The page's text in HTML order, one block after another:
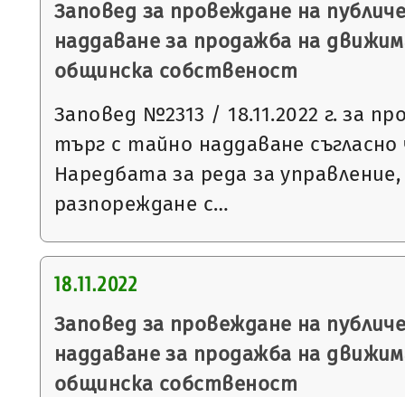
Заповед за провеждане на
наддаване за продажба на
общинска собственост
Заповед №2313 / 18.11.2022 г. за
търг с тайно наддаване съгласно
Наредбата за реда за
разпореждане с…
18.11.2022
Заповед за провеждане на
наддаване за продажба на
общинска собственост